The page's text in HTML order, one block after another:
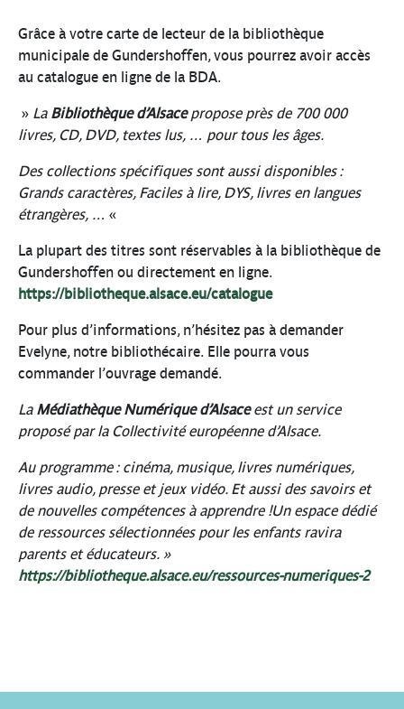
Grâce à votre carte de lecteur de la bibliothèque
municipale de Gundershoffen, vous pourrez avoir accès
au catalogue en ligne de la BDA.
» La Bibliothèque d’Alsacepropose près de 700 000
livres, CD, DVD, textes lus, … pour tous les âges.
Des collections spécifiques sont aussi disponibles :
Grands caractères, Faciles à lire, DYS, livres en langues
étrangères, … «
La plupart des titres sont réservables à la bibliothèque de
Gundershoffen ou directement en ligne.
https://bibliotheque.alsace.eu/catalogue
Pour plus d’informations, n’hésitez pas à demander
Evelyne, notre bibliothécaire. Elle pourra vous
commander l’ouvrage demandé.
La Médiathèque Numérique d’Alsaceest un service
proposé par la Collectivité européenne d’Alsace.
Au programme : cinéma, musique, livres numériques,
livres audio, presse et jeux vidéo. Et aussi des savoirs et
de nouvelles compétences à apprendre !Un espace dédié
de ressources sélectionnées pour les enfants ravira
parents et éducateurs. »
https://bibliotheque.alsace.eu/ressources-numeriques-2